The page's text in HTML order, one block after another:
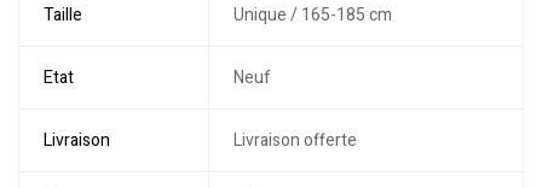
Taille Unique / 165-185 cm
Etat Neuf
Livraison Livraison offerte